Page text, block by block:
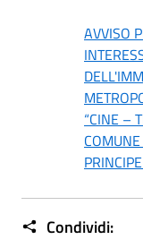
AVVISO
“CINE –
Condividi: